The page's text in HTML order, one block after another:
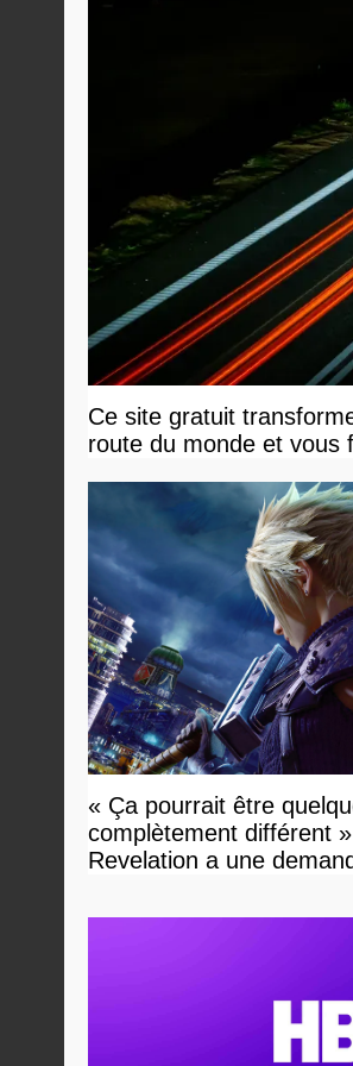
Ce site gratuit
route du monde et vous
« Ça pourrait être
complètement différent
Revelation a une